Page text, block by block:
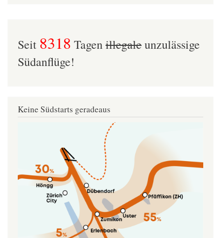
Seit 8318 Tagenillegaleunzulässige
Südanflüge!
Keine Südstarts geradeaus